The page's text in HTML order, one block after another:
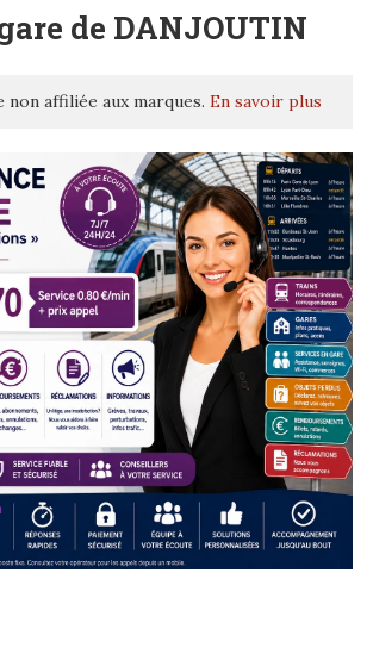
de DANJOUTIN
non affiliée aux marques. En savoir plus